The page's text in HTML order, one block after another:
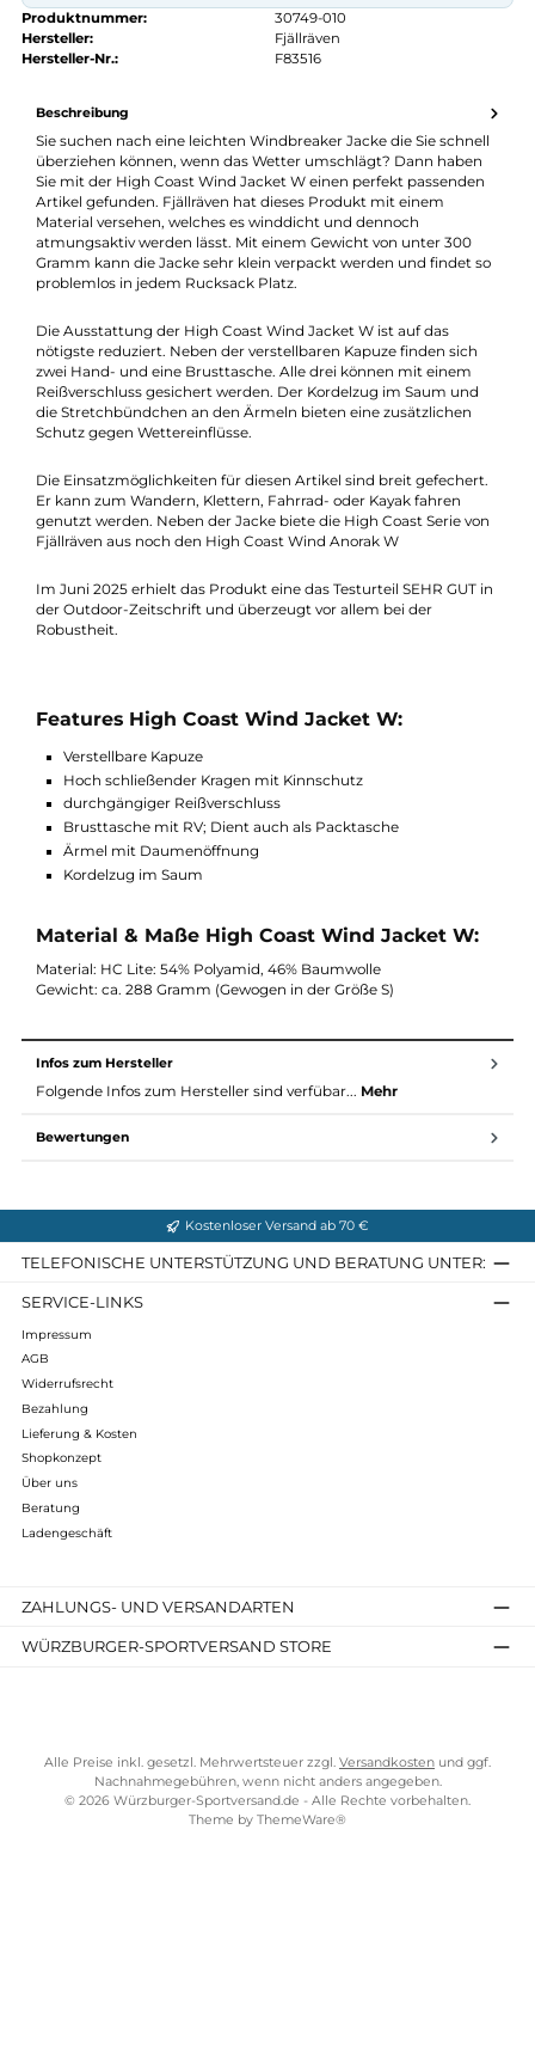
14 Tage Widerrufsrecht
Produktnummer:
30749-010
Hersteller:
Fjällräven
Hersteller-Nr.:
F83516
Beschreibung
Sie suchen nach eine leichten Windbreaker Jacke die Sie
Sie mit der High Coast Wind Jacket W einen perfekt
Artikel gefunden. Fjällräven hat dieses Produkt mit einem
Material versehen, welches es winddicht und dennoch
atmungsaktiv werden lässt. Mit einem Gewicht von unter 300
Gramm kann die Jacke sehr klein verpackt werden und findet
problemlos in jedem Rucksack Platz.
Die Ausstattung der High Coast Wind Jacket W ist auf das
nötigste reduziert. Neben der verstellbaren Kapuze finden sich
zwei Hand- und eine Brusttasche. Alle drei können mit einem
die Stretchbündchen an den Ärmeln bieten eine zusätzlichen
Schutz gegen Wettereinflüsse.
genutzt werden. Neben der Jacke biete die High Coast Serie
Fjällräven aus noch den High Coast Wind Anorak W
Im Juni 2025 erhielt das Produkt eine das Testurteil SEHR GUT
der Outdoor-Zeitschrift und überzeugt vor allem bei der
Robustheit.
Features High Coast Wind Jacket W:
Verstellbare Kapuze
Hoch schließender Kragen mit Kinnschutz
Brusttasche mit RV; Dient auch als Packtasche
Ärmel mit Daumenöffnung
Kordelzug im Saum
Material: HC Lite: 54% Polyamid, 46% Baumwolle
Gewicht: ca. 288 Gramm (Gewogen in der Größe S)
Infos zum Hersteller
Folgende Infos zum Hersteller sind verfübar...
Bewertungen
TELEFONISCHE UNTERSTÜTZUNG UND BERATUNG
Impressum
AGB
Beratung